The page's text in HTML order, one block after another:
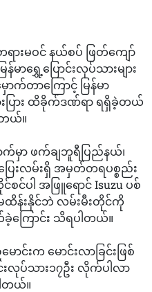
ားမဝင် နယ်စပ် ဖြတ်ကျော်
ာရွှေ့ပြောင်းလုပ်သားများ
က်တာကြောင့် မြန်မာ
ပြား ထိခိုက်ဒဏ်ရာ ရရှိခဲ့တယ်
ယ်။
မှာ ဖက်ချဘူရီပြည်နယ်၊
ေးလမ်းရှိ အမှတ်တရပစ္စည်း
ပါ အဖြူရောင် Isuzu ပစ်
န်းနိုင်ဘဲ လမ်းမီးတိုင်ကို
ကြောင်း သိရပါတယ်။
ာင်းက မောင်းလာခြင်းဖြစ်
င်းလုပ်သား၁၇ဦး လိုက်ပါလာ
တယ်။